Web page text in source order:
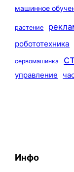
машинное
растение
робототехника
сервомашинка
управление
Инфо